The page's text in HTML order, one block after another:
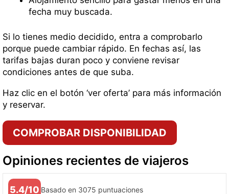
fecha muy buscada.
Si lo tienes medio decidido, entra a comprobarlo
porque puede cambiar rápido. En fechas así, las
tarifas bajas duran poco y conviene revisar
condiciones antes de que suba.
Haz clic en el botón ‘ver oferta’ para más información
y reservar.
COMPROBAR DISPONIBILIDAD
Opiniones recientes de viajeros
5.4/10 Basado en 3075 puntuaciones